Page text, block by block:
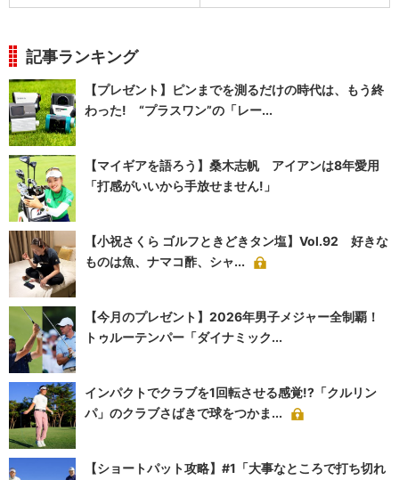
記事ランキング
【プレゼント】ピンまでを測るだけの時代は、もう終
わった! “プラスワン”の「レー...
【マイギアを語ろう】桑木志帆 アイアンは8年愛用
「打感がいいから手放せません!」
【小祝さくら ゴルフときどきタン塩】Vol.92 好きな
ものは魚、ナマコ酢、シャ...
【今月のプレゼント】2026年男子メジャー全制覇！
トゥルーテンパー「ダイナミック...
インパクトでクラブを1回転させる感覚!?「クルリン
パ」のクラブさばきで球をつかま...
【ショートパット攻略】#1「大事なところで打ち切れ